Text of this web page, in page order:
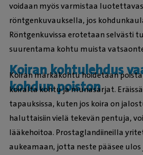
voidaan myös varmistaa
röntgenkuvauksella, jos
Röntgenkuvissa erotetaan selvästi
suurentama kohtu muista
Koiran kohtulehdus
kohdun poiston
Koiran märkäkohtu hoidetaan
koiralta kohtu ja munasarjat. Eräissä
tapauksissa, kuten jos koira on
haluttaisiin vielä tekevän pentuja,
lääkehoitoa. Prostaglandiineilla
aukeamaan, jotta neste pääsee